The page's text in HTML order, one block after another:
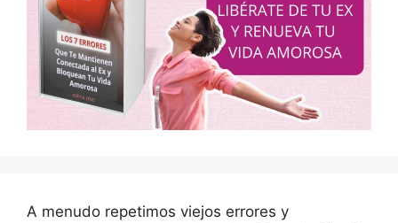
A menudo repetimos viejos errores y